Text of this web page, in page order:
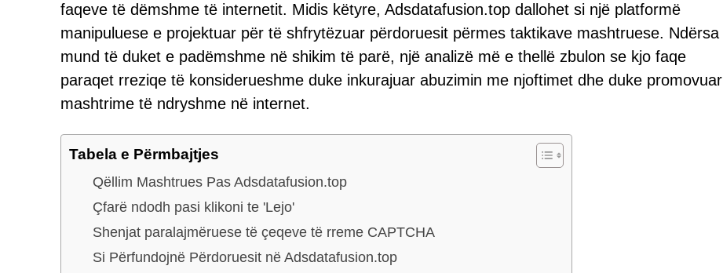
faqeve të dëmshme të internetit. Midis këtyre, Adsdatafusion.top dallohet si një platformë
manipuluese e projektuar për të shfrytëzuar përdoruesit përmes taktikave mashtruese. Ndërsa
mund të duket e padëmshme në shikim të parë, një analizë më e thellë zbulon se kjo faqe
paraqet rreziqe të konsiderueshme duke inkurajuar abuzimin me njoftimet dhe duke promovuar
mashtrime të ndryshme në internet.
Tabela e Përmbajtjes
Qëllim Mashtrues Pas Adsdatafusion.top
Çfarë ndodh pasi klikoni te 'Lejo'
Shenjat paralajmëruese të çeqeve të rreme CAPTCHA
Si Përfundojnë Përdoruesit në Adsdatafusion.top